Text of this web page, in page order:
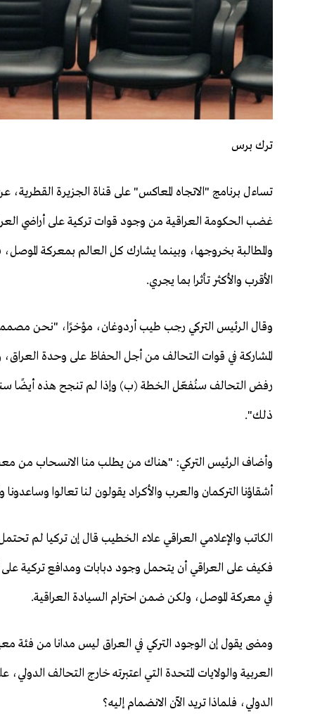
ترك برس
تساءل برنامج "الاتجاه المعاكس" على قناة الجزيرة
غضب الحكومة العراقية من وجود قوات تركية على أراضي
والمطالبة بخروجها، وبينما يشارك كل العالم بمعركة الموصل،
الأقرب والأكثر تأثرا بما يجري.
وقال الرئيس التركي رجب طيب أردوغان، مؤخرًا، "نحن
المشاركة في قوات التحالف من أجل الحفاظ على وحدة
رفض التحالف سنُفعّل الخطة (ب) وإذا لم تنجح هذه أيضًا
ذلك".
وأضاف الرئيس التركي: "هناك من يطلب منا الانسحاب من
أشقاؤنا التركمان والعرب والأكراد يقولون لنا تعالوا
فكيف على العراقي أن يتحمل وجود دبابات ومدافع تركية
في معركة الموصل، ولكن ضمن احترام السيادة العراقية.
ومضى يقول إن الوجود التركي في العراق ليس مدانا من فئة
الدولي، فلماذا تريد الآن الانضمام إليه؟